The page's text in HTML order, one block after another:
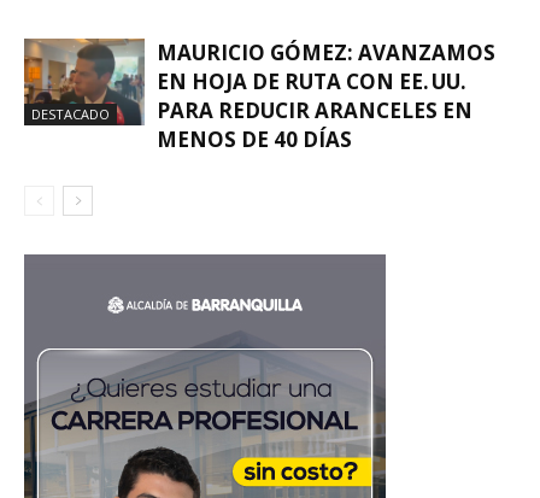
DESTACADO
MAURICIO GÓMEZ: AVANZAMOS
EN HOJA DE RUTA CON EE. UU.
PARA REDUCIR ARANCELES EN
MENOS DE 40 DÍAS